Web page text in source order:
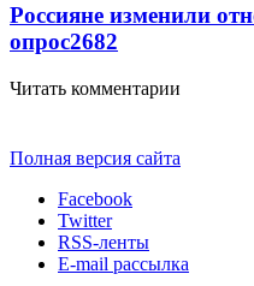
Россияне изменили
опрос2682
Читать комментарии
Полная версия сайта
Facebook
Twitter
RSS-ленты
E-mail рассылка